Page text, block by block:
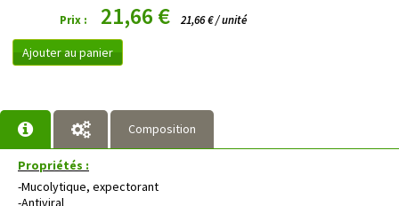
Prix : 21,66 € 21,66 € / unité
Ajouter au panier
Composition
Propriétés :
-Mucolytique, expectorant
-Antiviral